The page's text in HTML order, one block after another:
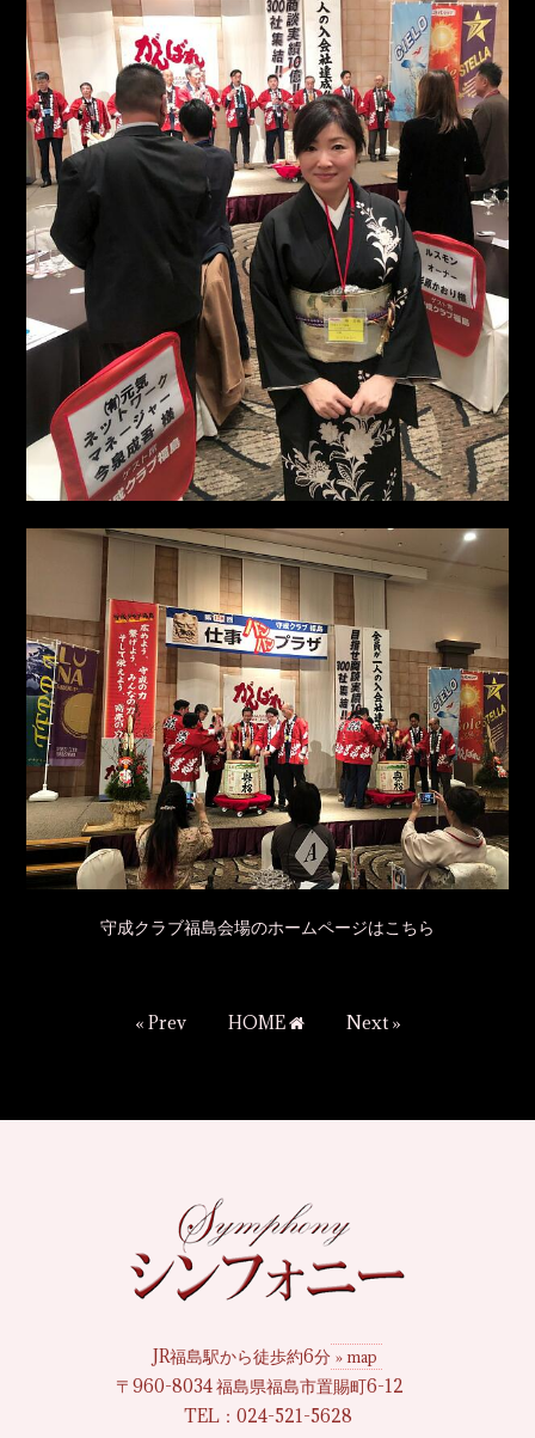
守成クラブ福島会場のホームページはこちら
« Prev HOME Next »
JR福島駅から徒歩約6分 » map
〒960-8034 福島県福島市置賜町6-12
TEL： 024-521-5628